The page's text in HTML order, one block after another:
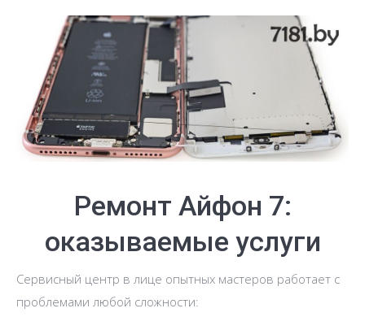
Ремонт Айфон 7:
оказываемые услуги
Сервисный центр в лице опытных мастеров работает с
проблемами любой сложности: